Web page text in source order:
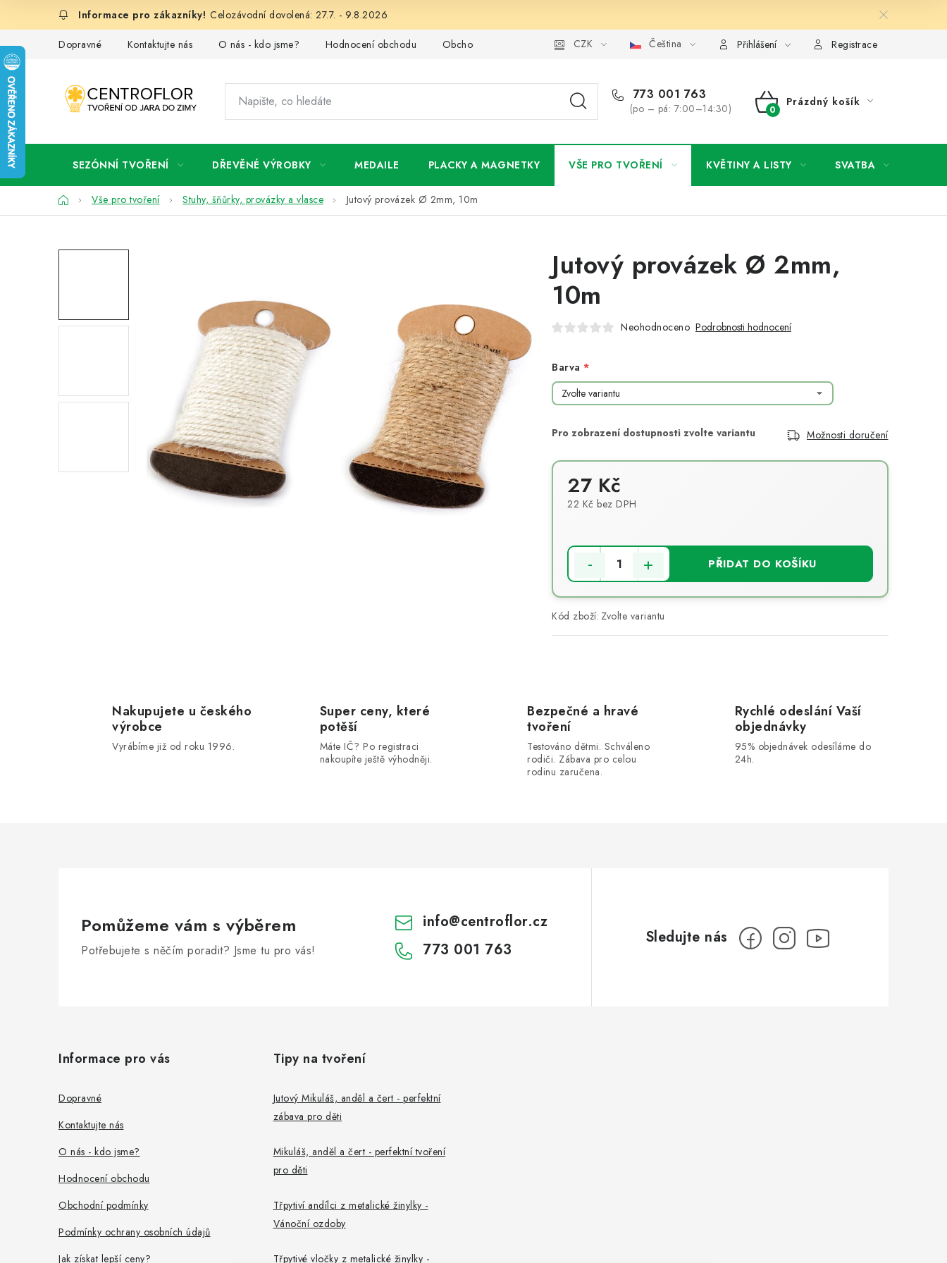
Celozávodní dovolená: 27.7. - 9.8.2026
Dopravné Kontaktujte nás O nás - kdo jsme? Hodnocení obchodu Obchodní podmínky Podmínky ochrany osobních údajů Jak získat lepší ceny? Moje objednávka
CZK Čeština Přihlášení Registrace
773 001 763
(po – pá: 7:00–14:30)
NÁKUPNÍ
Prázdný košík
SEZÓNNÍ TVOŘENÍ DŘEVĚNÉ VÝROBKY MEDAILE PLACKY A MAGNETKY VŠE PRO TVOŘENÍ KVĚTINY A LISTY SVATBA
DomůVše pro tvoření Stuhy, šňůrky, provázky a vlasce Jutový provázek Ø 2mm, 10m
Jutový provázek Ø 2mm,
10m
Neohodnoceno Podrobnosti hodnocení
Barva
Možnosti doručení
27 Kč
22 Kč bez DPH
PŘIDAT DO KOŠÍKU
Kód zboží: Zvolte variantu
Nakupujete u českého
výrobce
Vyrábíme již od roku 1996.
Super ceny, které
potěší
Máte IČ? Po registraci
nakoupíte ještě výhodněji.
Bezpečné a hravé
tvoření
Testováno dětmi. Schváleno
rodiči. Zábava pro celou
rodinu zaručena.
Rychlé odeslání Vaší
objednávky
95% objednávek odesíláme do
24h.
Pomůžeme vám s výběrem
Potřebujete s něčím poradit? Jsme tu pro vás!
info@centroflor.cz
773 001 763
Informace pro vás
Dopravné
Kontaktujte nás
O nás - kdo jsme?
Hodnocení obchodu
Obchodní podmínky
Podmínky ochrany osobních údajů
Jak získat lepší ceny?
Tipy na tvoření
Jutový Mikuláš, anděl a čert - perfektní
zábava pro děti
Mikuláš, anděl a čert - perfektní tvoření
pro děti
Třpytiví andílci z metalické žinylky -
Vánoční ozdoby
Třpytivé vločky z metalické žinylky -